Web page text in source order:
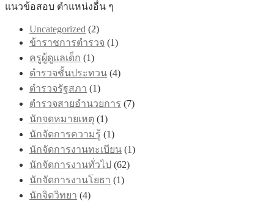
แนวข้อสอบ ตำแหน่งอื่น ๆ
Uncategorized (2)
ข้าราชการตำรวจ (1)
ครูผู้ดูแลเด็ก (1)
ตำรวจชั้นประทวน (4)
ตำรวจรัฐสภา (1)
ตำรวจสายอำนวยการ (7)
นักจดหมายเหตุ (1)
นักจัดการความรู้ (1)
นักจัดการงานทะเบียน (1)
นักจัดการงานทั่วไป (62)
นักจัดการงานโยธา (1)
นักจิตวิทยา (4)